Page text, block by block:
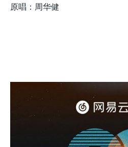
原唱：周华健